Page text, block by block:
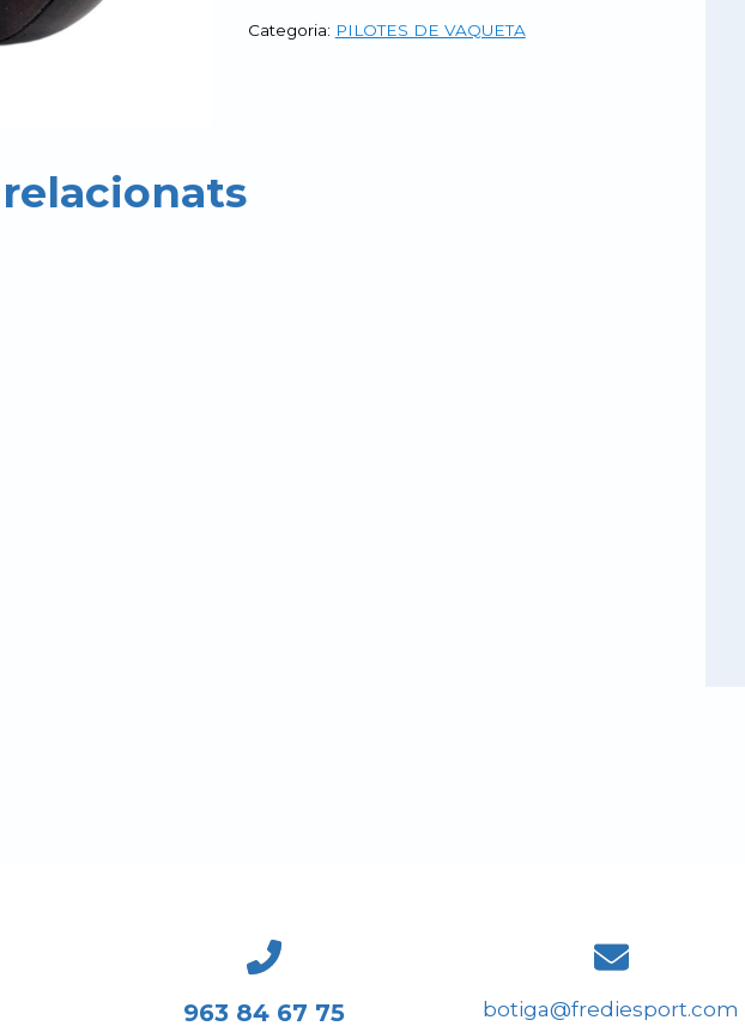
Categoria: PILOTES DE VAQUETA
963 84 67 75 botiga@frediesport.com